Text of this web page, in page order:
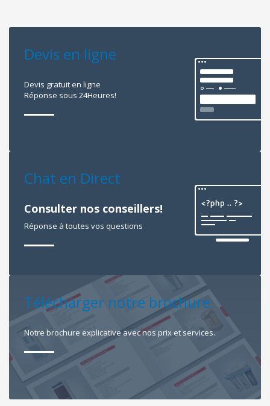
Devis en ligne
Devis gratuit en ligne
Réponse sous 24Heures!
Chat en Direct
Consulter nos conseillers!
Réponse à toutes vos questions
Télécharger notre brochure
Notre brochure explicative avec nos prix et services.